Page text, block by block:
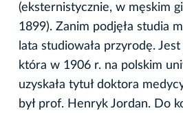
(eksternistycznie, w męskim
1899). Zanim podjęła studia
lata studiowała przyrodę.
która w 1906 r. na polskim
uzyskała tytuł doktora
był prof. Henryk Jordan. Do